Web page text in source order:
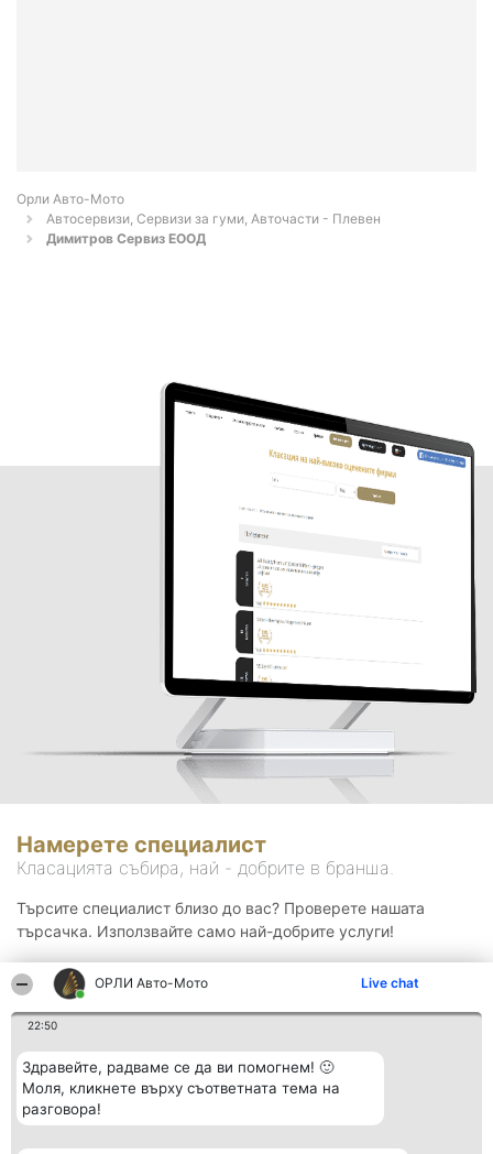
ОРЛИ Aвто-Mото Live chat
22:50
Здравейте, радваме се да ви помогнем! 🙂
Моля, кликнете върху съответната тема на
разговора!
Орли Aвто-Mото
Автосервизи, Сервизи за гуми, Авточасти - Плевен
Димитров Сервиз ЕООД
Намерете специалист
Класацията събира, най - добрите в бранша.
Търсите специалист близо до вас? Проверете нашата
търсачка. Използвайте само най-добрите услуги!